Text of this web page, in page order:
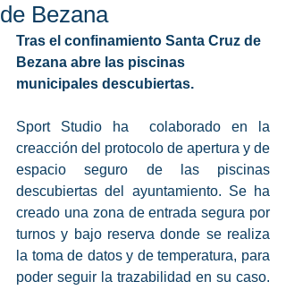
de Bezana
Tras el confinamiento Santa Cruz de
Bezana abre las piscinas
municipales descubiertas.
Sport Studio ha  colaborado en la
creacción del protocolo de apertura y de
espacio seguro de las piscinas
descubiertas del ayuntamiento. Se ha
creado una zona de entrada segura por
turnos y bajo reserva donde se realiza
la toma de datos y de temperatura, para
poder seguir la trazabilidad en su caso.